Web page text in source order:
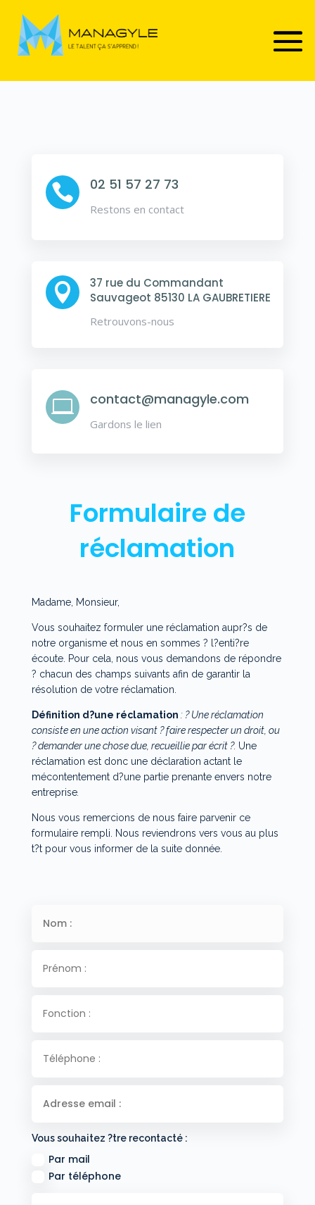
 02 51 57 27 73
Restons en contact

37 rue du Commandant
Sauvageot 85130 LA GAUBRETIERE
Retrouvons-nous
 contact@managyle.com
Gardons le lien
Formulaire de
réclamation
Madame, Monsieur,
Vous souhaitez formuler une réclamation aupr?s de
notre organisme et nous en sommes ? l?enti?re
écoute. Pour cela, nous vous demandons de répondre
? chacun des champs suivants afin de garantir la
résolution de votre réclamation.
Définition d?une réclamation : ? Une réclamation
consiste en une action visant ? faire respecter un droit, ou
? demander une chose due, recueillie par écrit ?. Une
réclamation est donc une déclaration actant le
mécontentement d?une partie prenante envers notre
entreprise.
Nous vous remercions de nous faire parvenir ce
formulaire rempli. Nous reviendrons vers vous au plus
t?t pour vous informer de la suite donnée.
Vous souhaitez ?tre recontacté :
Par mail
Par téléphone